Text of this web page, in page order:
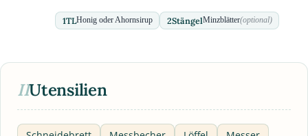
1TLHonig oder Ahornsirup 2StängelMinzblätter(optional)
IIUtensilien